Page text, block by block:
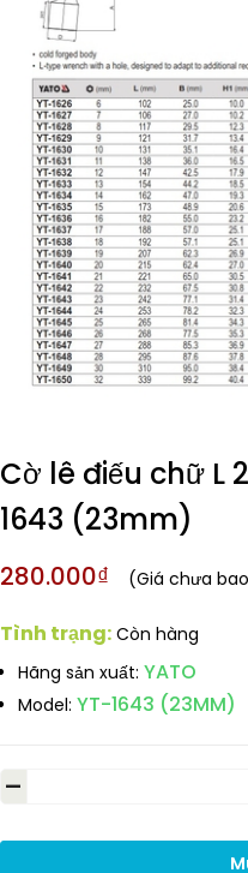
Cờ lê điếu chữ L
1643 (23mm)
280.000₫ (Giá chưa
Tình trạng: Còn hàng
Hãng sản xuất: YATO
Model: YT-1643 (23MM)
-